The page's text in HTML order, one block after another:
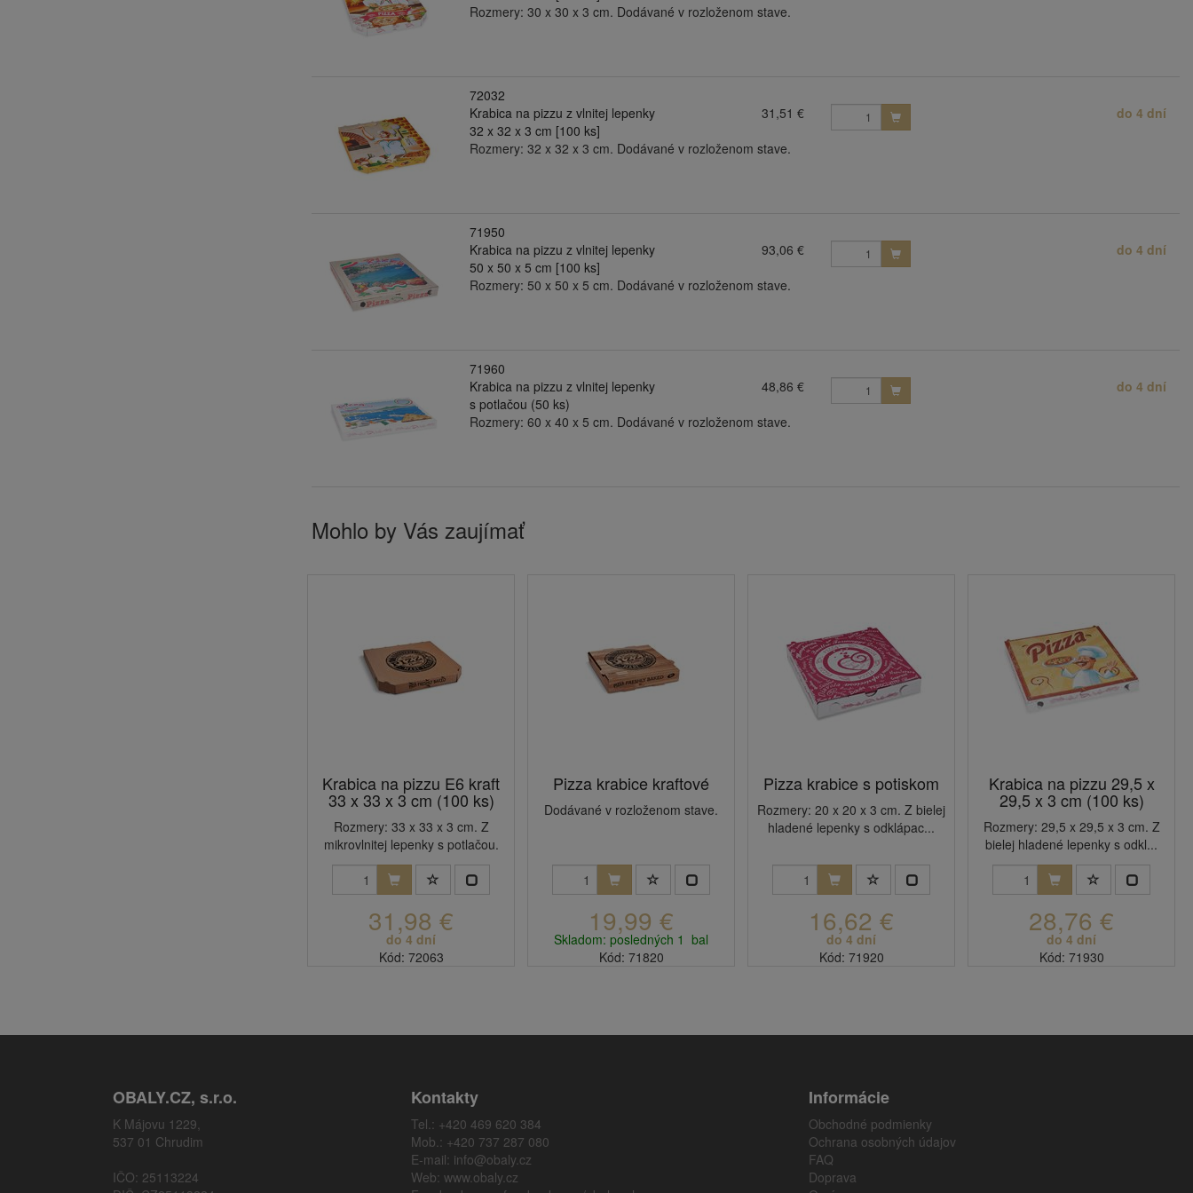
Rozmery: 30 x 30 x 3 cm. Dodávané v rozloženom stave.
72032
Krabica na pizzu z vlnitej lepenky
32 x 32 x 3 cm [100 ks]
31,51 €
do 4 dní
Rozmery: 32 x 32 x 3 cm. Dodávané v rozloženom stave.
71950
Krabica na pizzu z vlnitej lepenky
50 x 50 x 5 cm [100 ks]
93,06 €
do 4 dní
Rozmery: 50 x 50 x 5 cm. Dodávané v rozloženom stave.
71960
Krabica na pizzu z vlnitej lepenky
s potlačou (50 ks)
48,86 €
do 4 dní
Rozmery: 60 x 40 x 5 cm. Dodávané v rozloženom stave.
Mohlo by Vás zaujímať
Krabica na pizzu E6 kraft
33 x 33 x 3 cm (100 ks)
Rozmery: 33 x 33 x 3 cm. Z
mikrovlnitej lepenky s potlačou.
31,98 €
do 4 dní
Kód: 72063
Pizza krabice kraftové
Dodávané v rozloženom stave.
19,99 €
Skladom: posledných 1 bal
Kód: 71820
Pizza krabice s potiskom
Rozmery: 20 x 20 x 3 cm. Z bielej
hladené lepenky s odklápac...
16,62 €
do 4 dní
Kód: 71920
Krabica na pizzu 29,5 x
29,5 x 3 cm (100 ks)
Rozmery: 29,5 x 29,5 x 3 cm. Z
bielej hladené lepenky s odkl...
28,76 €
do 4 dní
Kód: 71930
OBALY.CZ, s.r.o.
K Májovu 1229,
537 01 Chrudim
IČO: 25113224
Kontakty
Tel.: +420 469 620 384
Mob.: +420 737 287 080
E-mail: info@obaly.cz
Web: www.obaly.cz
Informácie
Obchodné podmienky
Ochrana osobných údajov
FAQ
Doprava